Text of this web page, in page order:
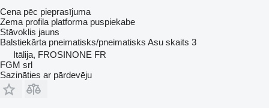
Cena pēc pieprasījuma
Zema profila platforma puspiekabe
Stāvoklis jauns
Balstiekārta pneimatisks/pneimatisks Asu skaits 3
Itālija, FROSINONE FR
FGM srl
Sazināties ar pārdevēju